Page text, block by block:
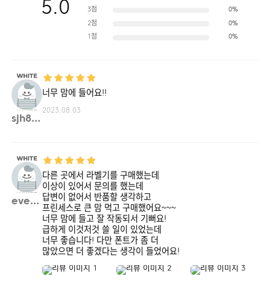
5.0 3점 0%
2점 0%
1점 0%
sjh89**
너무 맘에 들어요!!
2023.08.03
everr**
다른 곳에서 라벨기를 구매했는데
이상이 있어서 문의를 했는데
답변이 없어서 반품할 생각하고
프린세스로 큰 맘 먹고 구매했어요~~~
너무 맘에 들고 잘 작동되서 기뻐요!
급하게 이것저것 쓸 일이 있었는데
너무 좋습니다! 다만 폰트가 좀 더
많았으면 더 좋겠다는 생각이 들었어요!